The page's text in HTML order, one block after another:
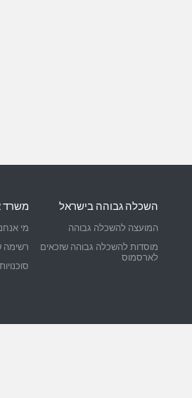
השכלה גבוהה בישראל
המועצה להשכלה גבוהה
מוסדות להשכלה גבוהה שזכאים
לארסמוס
משרד
מי
רשימה